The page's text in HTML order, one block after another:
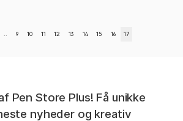
9 10 11 12 13 14 15 16 17
Pen Store Plus! Få unikke
nyheder og kreativ